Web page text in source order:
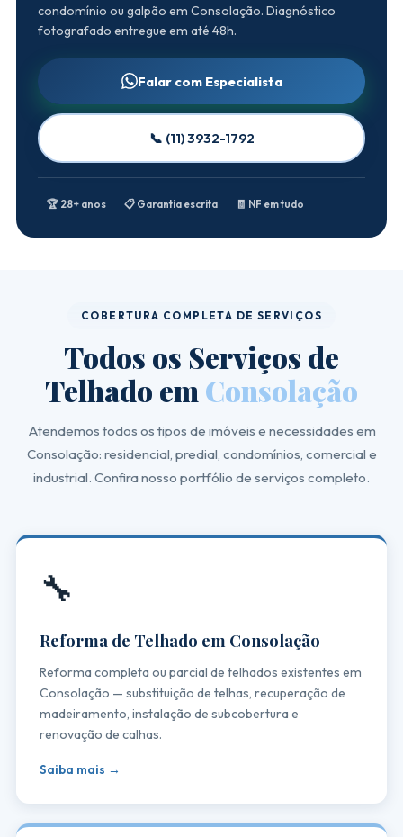
condomínio ou galpão em Consolação. Diagnóstico
fotografado entregue em até 48h.
Falar com Especialista
📞 (11) 3932-1792
🏆 28+ anos 📋 Garantia escrita 🧾 NF em tudo
COBERTURA COMPLETA DE SERVIÇOS
Todos os Serviços de
Telhado em Consolação
Atendemos todos os tipos de imóveis e necessidades em
Consolação: residencial, predial, condomínios, comercial e
industrial. Confira nosso portfólio de serviços completo.
🔧
Reforma de Telhado em Consolação
Reforma completa ou parcial de telhados existentes em
Consolação — substituição de telhas, recuperação de
madeiramento, instalação de subcobertura e
renovação de calhas.
Saiba mais →